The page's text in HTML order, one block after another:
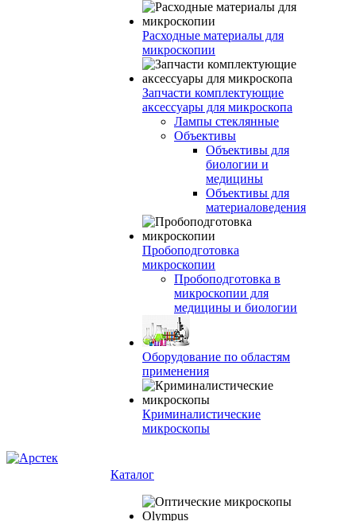
Расходные материалы для
микроскопии
Запчасти комплектующие
аксессуары для микроскопа
Лампы стеклянные
Объективы
Объективы для
биологии и
медицины
Объективы для
материаловедения
Пробоподготовка
микроскопии
Пробоподготовка в
микроскопии для
медицины и биологии
Оборудование по областям
применения
Криминалистические
микроскопы
Каталог